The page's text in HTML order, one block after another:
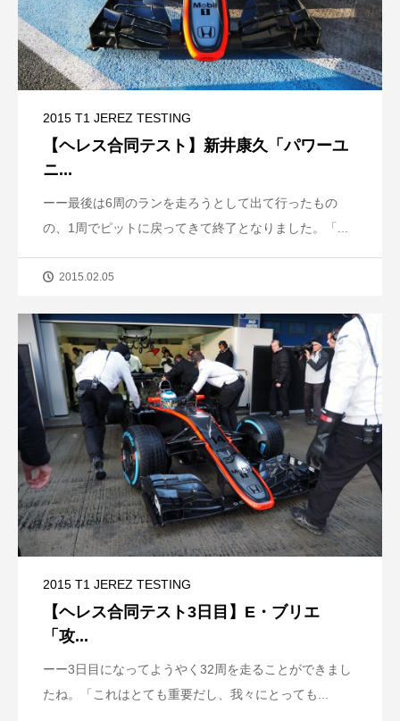
2015 T1 JEREZ TESTING
【ヘレス合同テスト】新井康久「パワーユ
ニ...
ーー最後は6周のランを走ろうとして出て行ったもの
の、1周でピットに戻ってきて終了となりました。「...
2015.02.05
2015 T1 JEREZ TESTING
【ヘレス合同テスト3日目】E・ブリエ
「攻...
ーー3日目になってようやく32周を走ることができまし
たね。「これはとても重要だし、我々にとっても...